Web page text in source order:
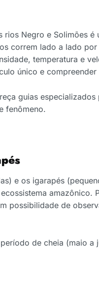
Negro e Solimões é
correm lado a lado
temperatura e
único e
guias
fenômeno.
e os igarapés
amazônico.
possibilidade de
de cheia (maio a